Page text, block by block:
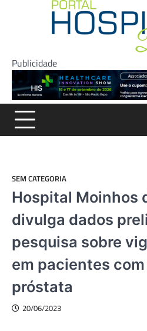
Publicidade
SEM CATEGORIA
Hospital Moinhos
divulga dados
pesquisa sobre
em pacientes
próstata
20/06/2023